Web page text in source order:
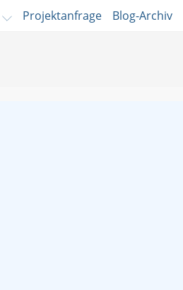
Projektanfrage Blog-Archiv